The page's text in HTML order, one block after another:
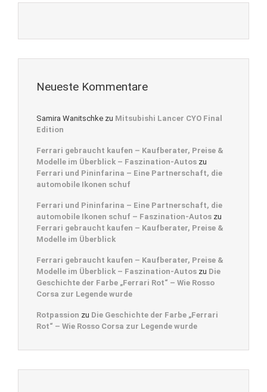
Neueste Kommentare
Samira Wanitschke zu Mitsubishi Lancer CYO Final
Edition
Ferrari gebraucht kaufen – Kaufberater, Preise &
Modelle im Überblick – Faszination-Autos zu
Ferrari und Pininfarina – Eine Partnerschaft, die
automobile Ikonen schuf
Ferrari und Pininfarina – Eine Partnerschaft, die
automobile Ikonen schuf – Faszination-Autos zu
Ferrari gebraucht kaufen – Kaufberater, Preise &
Modelle im Überblick
Ferrari gebraucht kaufen – Kaufberater, Preise &
Modelle im Überblick – Faszination-Autos zu Die
Geschichte der Farbe „Ferrari Rot“ – Wie Rosso
Corsa zur Legende wurde
Rotpassion zu Die Geschichte der Farbe „Ferrari
Rot“ – Wie Rosso Corsa zur Legende wurde